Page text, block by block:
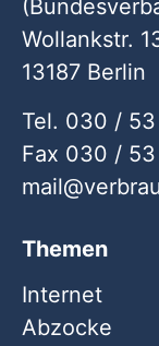
Wollankstr.
13187 Berlin
Tel. 030 /
Fax 030 /
mail
Themen
Internet
Abzocke